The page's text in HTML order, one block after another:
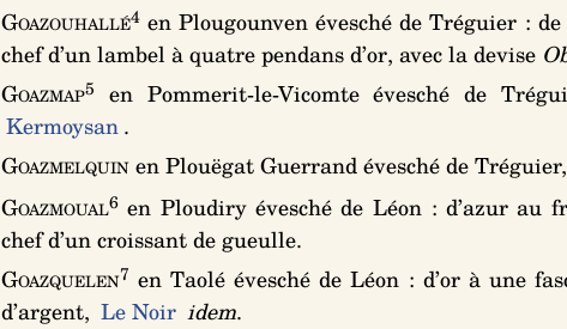
Goazouhallé4 en Plougounven évesché de Tréguier :
chef d’un lambel à quatre pendans d’or, avec la devise
Goazmap5
en Pommerit-le-Vicomte évesché de
Kermoysan.
Goazmelquinen Plouëgat Guerrand évesché de Tréguier,
Goazmoual6 en Ploudiry évesché de Léon :d’azur au
chef d’un croissant de gueulle.
Goazquelen7 en Taolé évesché de Léon :d’or à une
d’argent, Le Noir idem.